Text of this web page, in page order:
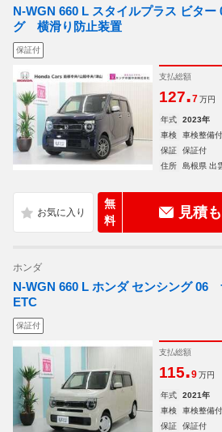
N-WGN 660 L スタイルプラス ビタ
グ 横滑り防止装置
保証付
支払総額
127.7 万円
年式 2023年
車検
車検整備付
保証
保証付
住所
島根県 出
無
料
見積
ホンダ
N-WGN 660 L ホンダ センシング
ETC
保証付
支払総額
115.9 万円
年式 2021年
車検
車検整備付
保証
保証付